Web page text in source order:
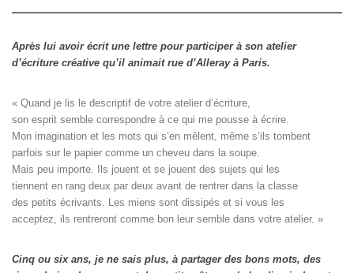
Après lui avoir écrit une lettre pour participer à son atelier
d’écriture créative qu’il animait rue d’Alleray à Paris.
« Quand je lis le descriptif de votre atelier d’écriture,
son esprit semble correspondre à ce qui me pousse à écrire.
Mon imagination et les mots qui s’en mêlent, même s’ils tombent
parfois sur le papier comme un cheveu dans la soupe.
Mais peu importe. Ils jouent et se jouent des sujets qui les
tiennent en rang deux par deux avant de rentrer dans la classe
des petits écrivants. Les miens sont dissipés et si vous les
acceptez, ils rentreront comme bon leur semble dans votre atelier. »
Cinq ou six ans, je ne sais plus, à partager des bons mots, des